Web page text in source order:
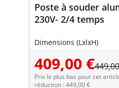
Poste à souder
230V- 2/4 temps
Dimensions (LxlxH)
409,00 €
Prix le plus bas pour cet
réduction : 449,00 €